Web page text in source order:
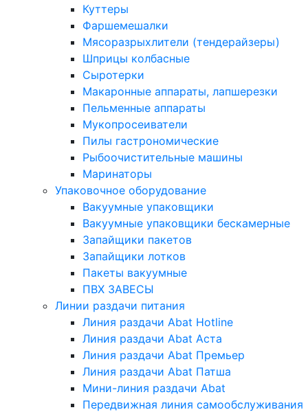
Куттеры
Фаршемешалки
Мясоразрыхлители (тендерайзеры)
Шприцы колбасные
Сыротерки
Макаронные аппараты, лапшерезки
Пельменные аппараты
Мукопросеиватели
Пилы гастрономические
Рыбоочистительные машины
Маринаторы
Упаковочное оборудование
Вакуумные упаковщики
Вакуумные упаковщики бескамерные
Запайщики пакетов
Запайщики лотков
Пакеты вакуумные
ПВХ ЗАВЕСЫ
Линии раздачи питания
Линия раздачи Abat Hotline
Линия раздачи Abat Аста
Линия раздачи Abat Премьер
Линия раздачи Abat Патша
Мини-линия раздачи Abat
Передвижная линия самообслуживания